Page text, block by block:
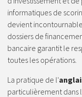
informatiques de
devient
dossiers de
bancaire garantit le
toutes les opérations.
La pratique de l'
particulièrement dans